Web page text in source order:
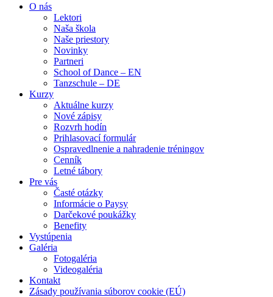
O nás
Lektori
Naša škola
Naše priestory
Novinky
Partneri
School of Dance – EN
Tanzschule – DE
Kurzy
Aktuálne kurzy
Nové zápisy
Rozvrh hodín
Prihlasovací formulár
Ospravedlnenie a nahradenie tréningov
Cenník
Letné tábory
Pre vás
Časté otázky
Informácie o Paysy
Darčekové poukážky
Benefity
Vystúpenia
Galéria
Fotogaléria
Videogaléria
Kontakt
Zásady používania súborov cookie (EÚ)